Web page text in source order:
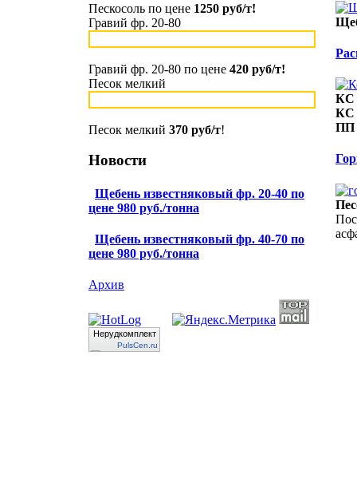
Пескосоль по цене 1250 руб/т!
Гравий фр. 20-80
Гравий фр. 20-80 по цене 420 руб/т!
Песок мелкий
Песок мелкий 370 руб/т!
Новости
Щебень известняковый фр. 20-40 по
цене 980 руб./тонна
Щебень известняковый фр. 40-70 по
цене 980 руб./тонна
Архив
КС
КС
ПП
Нерудкомплект
PulsCen.ru